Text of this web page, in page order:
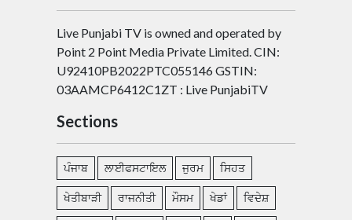
Live Punjabi TV is owned and operated by
Point 2 Point Media Private Limited. CIN:
U92410PB2022PTC055146 GSTIN:
03AAMCP6412C1ZT : Live PunjabiTV
Sections
ਪੰਜਾਬ ਲਾਈਫਸਟਾਇਲ ਜੁਰਮ ਸਿਹਤ
ਖੇਤੀਬਾੜੀ ਰਾਜਨੀਤੀ ਮੌਸਮ ਖੇਡਾਂ ਵਿਦੇਸ਼